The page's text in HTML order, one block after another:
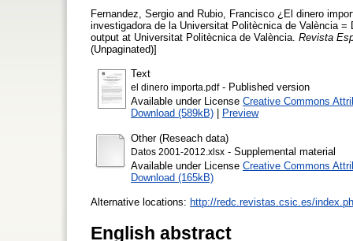
Fernandez, Sergio and Rubio, Francisco ¿El dinero
investigadora de la Universitat Politècnica de València
output at Universitat Politècnica de València. Revista
(Unpaginated)]
Text
el dinero importa.pdf- Published version
Available under License Creative Commons
Download (589kB) | Preview
Other (Reseach data)
Datos 2001-2012.xlsx - Supplemental material
Available under License Creative Commons
Download (165kB)
Alternative locations: http://redc.revistas.csic.es/
English abstract